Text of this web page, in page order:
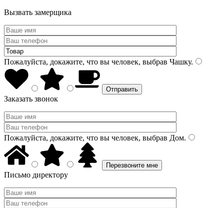
Вызвать замерщика
Пожалуйста, докажите, что вы человек, выбрав Чашку.
Заказать звонок
Пожалуйста, докажите, что вы человек, выбрав Дом.
Письмо директору